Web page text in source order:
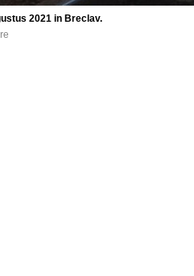
2021 in Breclav.